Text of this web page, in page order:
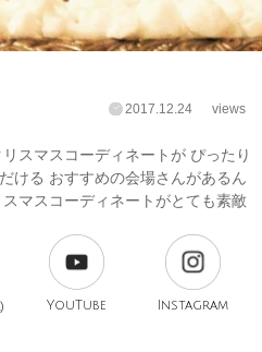
2017.12.24 views
スマスコーディネートが ぴったり
ける おすすめの会場さんがあるん
マスコーディネートがとても素敵
YouTube Instagram